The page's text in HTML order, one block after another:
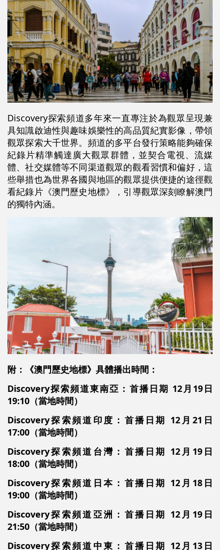
Discovery探索頻道多年來一直專注於為觀眾呈現兼
具知識啟迪性與趣味娛樂性的高品質紀實影像，帶領
觀眾探索大千世界。頻道的多平台發行策略能夠確保
紀錄片精準觸達廣大觀眾群體，並契合電視、流媒
體、社交媒體等不同渠道觀眾的觀看習慣和偏好，這
些舉措也為世界各國與地區的觀眾提供便捷的途徑觀
看紀錄片《澳門歷史地標》，引導觀眾深刻瞭解澳門
的獨特內涵。
附：《澳門歷史地標》具體播出時間：
Discovery探索頻道東南亞：首播日期 12月19日
19:10（當地時間）
Discovery探索頻道印度：首播日期 12月21日
17:00（當地時間）
Discovery探索頻道台灣：首播日期 12月19日
18:00（當地時間）
Discovery探索頻道日本：首播日期 12月18日
19:00（當地時間）
Discovery探索頻道亞洲：首播日期 12月19日
21:50（當地時間）
Discovery探索頻道中東：首播日期 12月13日